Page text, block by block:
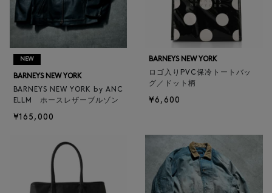
NEW
BARNEYS NEW YORK
BARNEYS NEW YORK by ANC
ELLM ホースレザーブルゾン
¥165,000
BARNEYS NEW YORK
ロゴ入りPVC保冷トートバッ
グ／ドット柄
¥6,600